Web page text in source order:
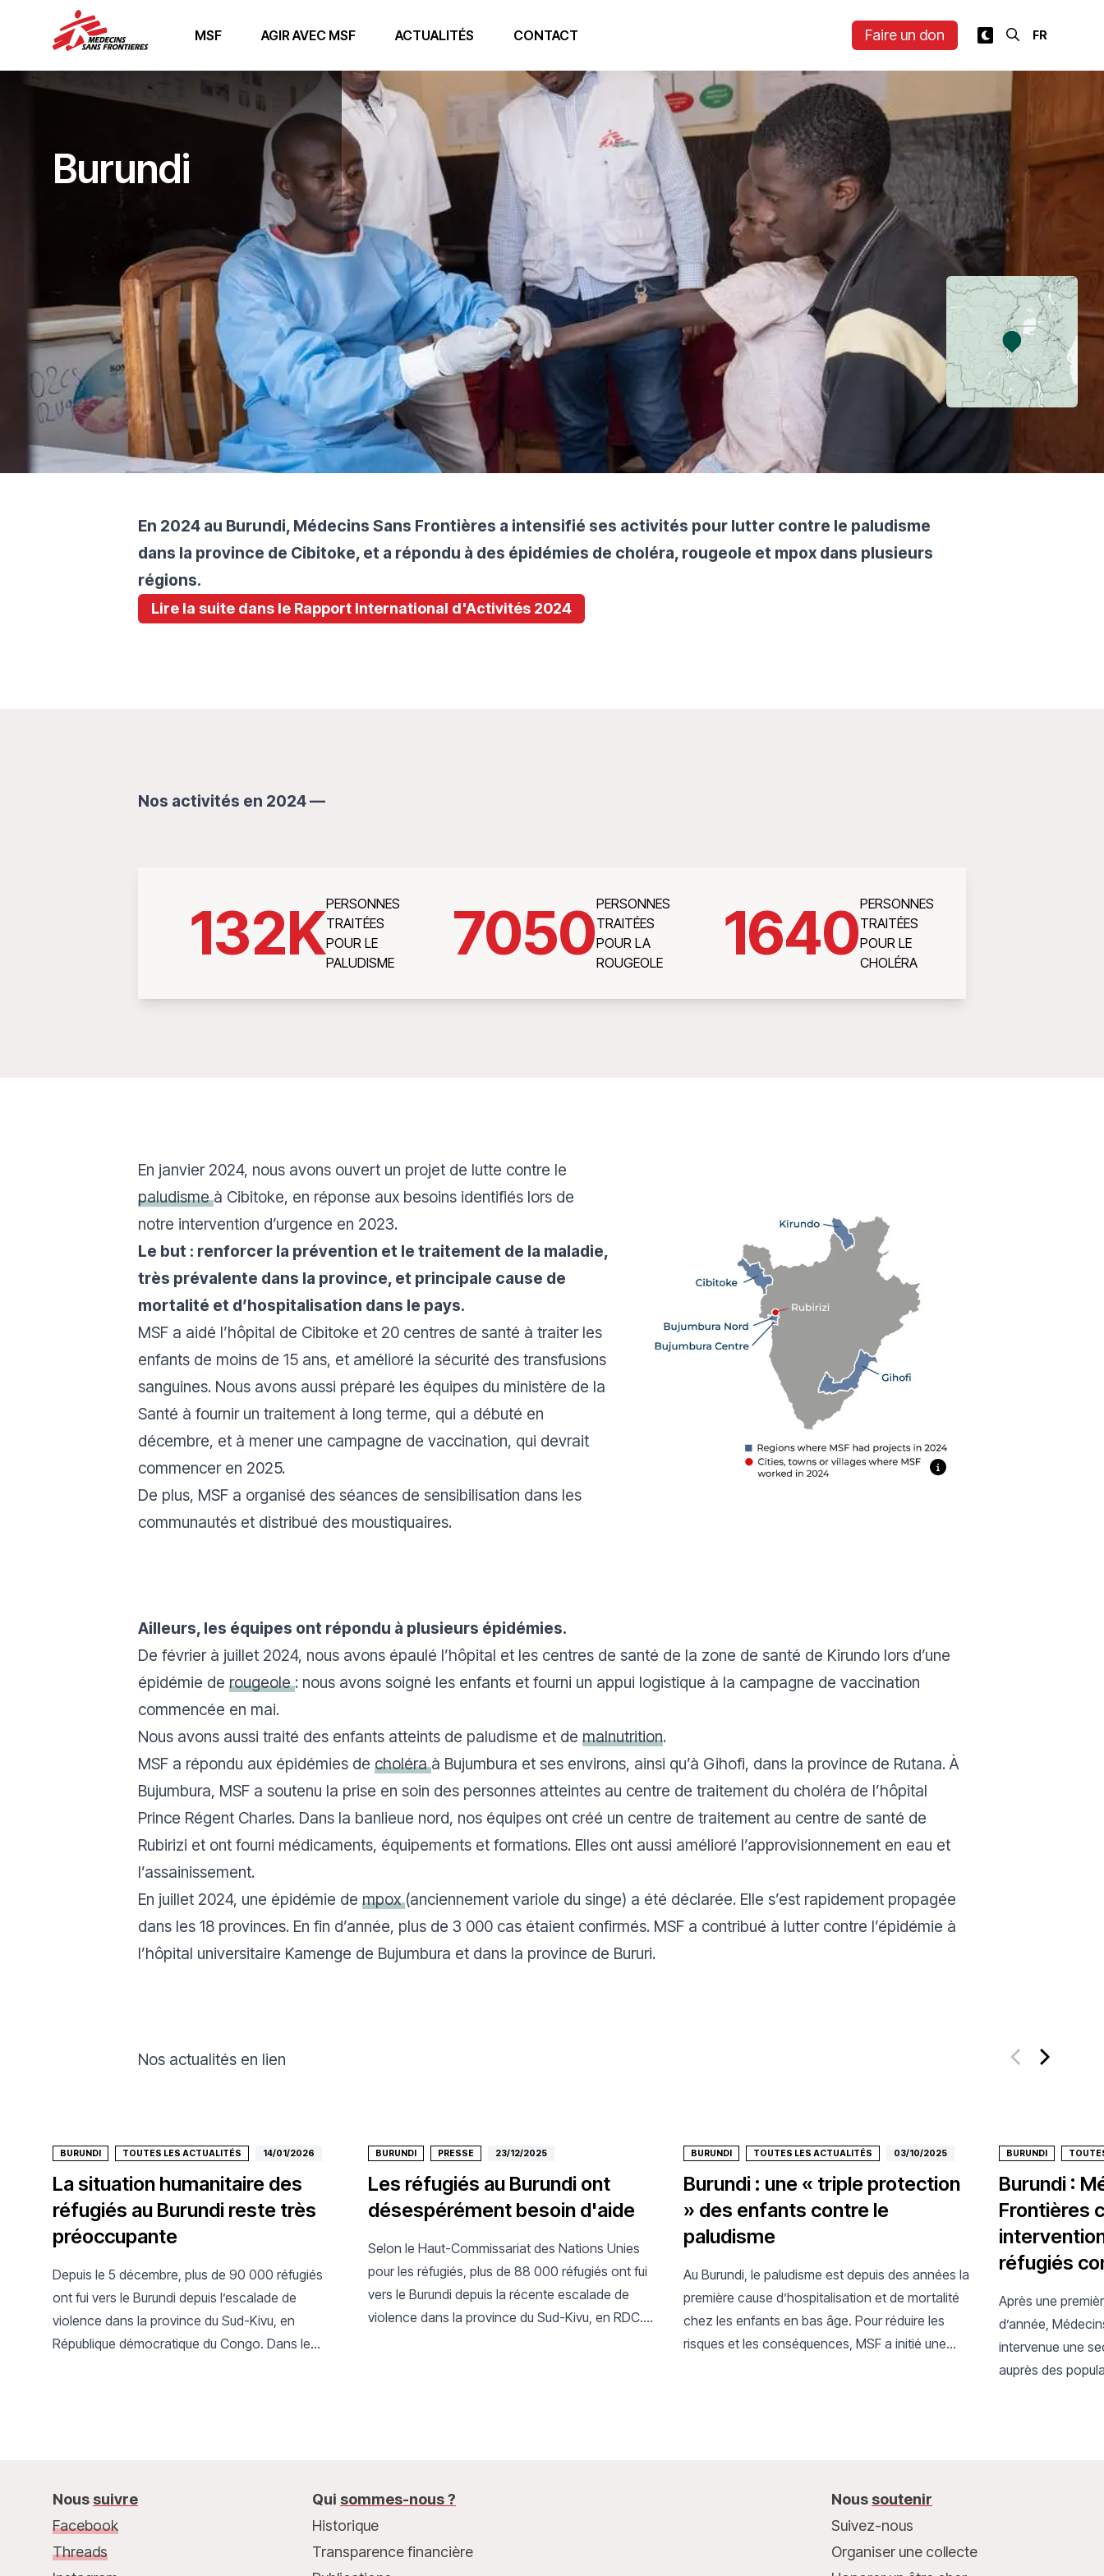
MSF AGIR AVEC MSF ACTUALITÉS CONTACT Faire un don
Burundi
En 2024 au Burundi, Médecins Sans Frontières a intensifié ses activités pour lutter contre le paludisme
dans la province de Cibitoke, et a répondu à des épidémies de choléra, rougeole et mpox dans plusieurs
régions.
Lire la suite dans le Rapport International d'Activités 2024
Nos activités en 2024 —
132KPERSONNES
TRAITÉES
POUR LE
PALUDISME
7050PERSONNES
TRAITÉES
POUR LA
ROUGEOLE
1640PERSONNES
TRAITÉES
POUR LE
CHOLÉRA
En janvier 2024, nous avons ouvert un projet de lutte contre le
paludismeà Cibitoke, en réponse aux besoins identifiés lors de
notre intervention d’urgence en 2023.
Le but : renforcer la prévention et le traitement de la maladie,
très prévalente dans la province, et principale cause de
mortalité et d’hospitalisation dans le pays.
MSF a aidé l’hôpital de Cibitoke et 20 centres de santé à traiter les
enfants de moins de 15 ans, et amélioré la sécurité des transfusions
sanguines. Nous avons aussi préparé les équipes du ministère de la
Santé à fournir un traitement à long terme, qui a débuté en
décembre, et à mener une campagne de vaccination, qui devrait
commencer en 2025.
De plus, MSF a organisé des séances de sensibilisation dans les
communautés et distribué des moustiquaires.
Ailleurs, les équipes ont répondu à plusieurs épidémies.
De février à juillet 2024, nous avons épaulé l’hôpital et les centres de santé de la zone de santé de Kirundo lors d’une
épidémie de rougeole: nous avons soigné les enfants et fourni un appui logistique à la campagne de vaccination
commencée en mai.
Nous avons aussi traité des enfants atteints de paludisme et de malnutrition.
MSF a répondu aux épidémies de choléraà Bujumbura et ses environs, ainsi qu’à Gihofi, dans la province de Rutana. À
Bujumbura, MSF a soutenu la prise en soin des personnes atteintes au centre de traitement du choléra de l’hôpital
Prince Régent Charles. Dans la banlieue nord, nos équipes ont créé un centre de traitement au centre de santé de
Rubirizi et ont fourni médicaments, équipements et formations. Elles ont aussi amélioré l’approvisionnement en eau et
l’assainissement.
En juillet 2024, une épidémie de mpox(anciennement variole du singe) a été déclarée. Elle s’est rapidement propagée
dans les 18 provinces. En fin d’année, plus de 3 000 cas étaient confirmés. MSF a contribué à lutter contre l’épidémie à
l’hôpital universitaire Kamenge de Bujumbura et dans la province de Bururi.
Nos actualités en lien
BURUNDI TOUTES LES ACTUALITÉS 14/01/2026
La situation humanitaire des
réfugiés au Burundi reste très
préoccupante
Depuis le 5 décembre, plus de 90 000 réfugiés
ont fui vers le Burundi depuis l’escalade de
violence dans la province du Sud-Kivu, en
République démocratique du Congo. Dans le
BURUNDI PRESSE 23/12/2025
Les réfugiés au Burundi ont
désespérément besoin d'aide
Selon le Haut-Commissariat des Nations Unies
pour les réfugiés, plus de 88 000 réfugiés ont fui
vers le Burundi depuis la récente escalade de
violence dans la province du Sud-Kivu, en RDC.
BURUNDI TOUTES LES ACTUALITÉS 03/10/2025
Burundi : une « triple protection
» des enfants contre le
paludisme
Au Burundi, le paludisme est depuis des années la
première cause d’hospitalisation et de mortalité
chez les enfants en bas âge. Pour réduire les
risques et les conséquences, MSF a initié une
BURUNDI
Burundi :
Frontières
réfugiés
Après une
d’année,
intervenue une
auprès des
Nous suivre
Facebook
Threads
Qui sommes-nous ?
Historique
Transparence financière
Nous soutenir
Suivez-nous
Organiser une collecte